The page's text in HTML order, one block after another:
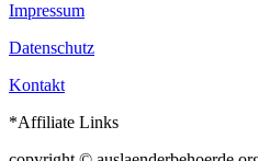
Impressum
Datenschutz
Kontakt
*Affiliate Links